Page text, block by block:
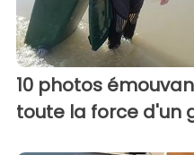
10 photos
toute la force d'un